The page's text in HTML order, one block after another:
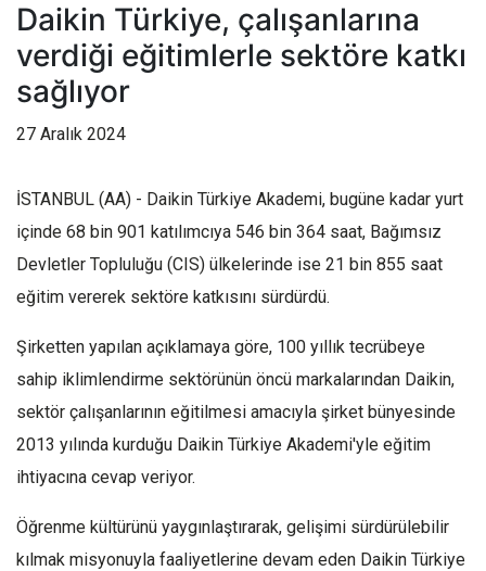
Daikin Türkiye, çalışanlarına
verdiği eğitimlerle sektöre katkı
sağlıyor
27 Aralık 2024
İSTANBUL (AA) - Daikin Türkiye Akademi, bugüne kadar yurt
içinde 68 bin 901 katılımcıya 546 bin 364 saat, Bağımsız
Devletler Topluluğu (CIS) ülkelerinde ise 21 bin 855 saat
eğitim vererek sektöre katkısını sürdürdü.
Şirketten yapılan açıklamaya göre, 100 yıllık tecrübeye
sahip iklimlendirme sektörünün öncü markalarından Daikin,
sektör çalışanlarının eğitilmesi amacıyla şirket bünyesinde
2013 yılında kurduğu Daikin Türkiye Akademi'yle eğitim
ihtiyacına cevap veriyor.
Öğrenme kültürünü yaygınlaştırarak, gelişimi sürdürülebilir
kılmak misyonuyla faaliyetlerine devam eden Daikin Türkiye